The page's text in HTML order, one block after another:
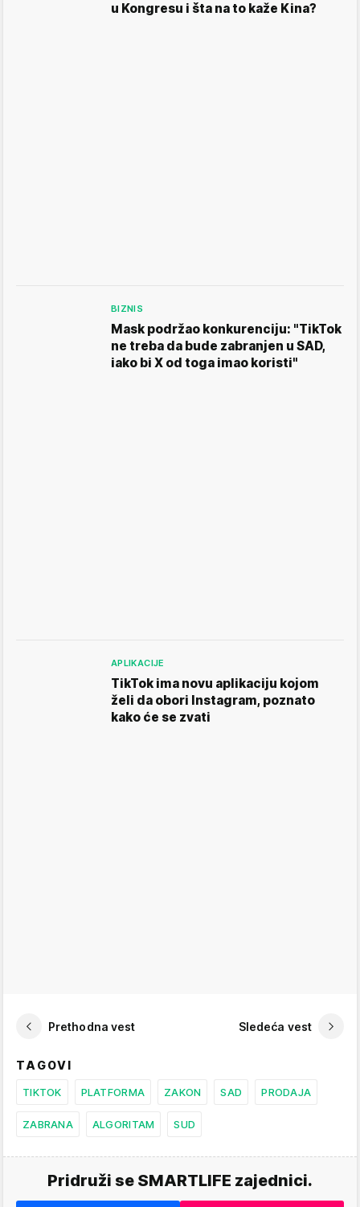
u Kongresu i šta na to kaže Kina?
BIZNIS
Mask podržao konkurenciju: "TikTok
ne treba da bude zabranjen u SAD,
iako bi X od toga imao koristi"
APLIKACIJE
TikTok ima novu aplikaciju kojom
želi da obori Instagram, poznato
kako će se zvati
Prethodna vest Sledeća vest
TAGOVI
TIKTOK PLATFORMA ZAKON SAD PRODAJA
ZABRANA ALGORITAM SUD
Pridruži se SMARTLIFE zajednici.